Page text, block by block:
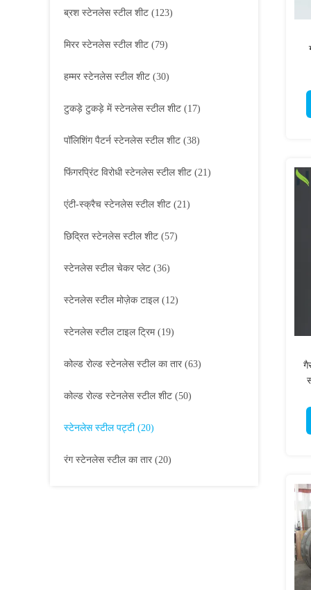
ब्रश स्टेनलेस स्टील शीट (123)
मिरर स्टेनलेस स्टील शीट (79)
हम्मर स्टेनलेस स्टील शीट (30)
टुकड़े टुकड़े में स्टेनलेस स्टील शीट (17)
पॉलिशिंग पैटर्न स्टेनलेस स्टील शीट (38)
फिंगरप्रिंट विरोधी स्टेनलेस स्टील शीट (21)
एंटी-स्क्रैच स्टेनलेस स्टील शीट (21)
छिद्रित स्टेनलेस स्टील शीट (57)
स्टेनलेस स्टील चेकर प्लेट (36)
स्टेनलेस स्टील मोज़ेक टाइल (12)
स्टेनलेस स्टील टाइल ट्रिम (19)
कोल्ड रोल्ड स्टेनलेस स्टील का तार (63)
कोल्ड रोल्ड स्टेनलेस स्टील शीट (50)
स्टेनलेस स्टील पट्टी (20)
रंग स्टेनलेस स्टील का तार (20)